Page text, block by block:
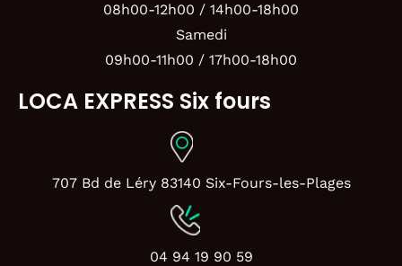
08h00-12h00 / 14h00-18h00
Samedi
09h00-11h00 / 17h00-18h00
LOCA EXPRESS Six fours
707 Bd de Léry 83140 Six-Fours-les-Plages
04 94 19 90 59